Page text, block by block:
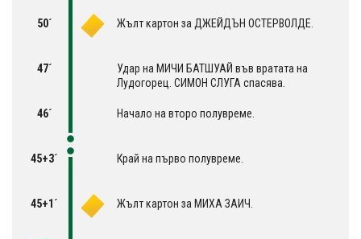
50´ Жълт картон за ДЖЕЙДЪН ОСТЕРВОЛДЕ.
47´
Удар на МИЧИ БАТШУАЙ във вратата на
Лудогорец. СИМОН СЛУГА спасява.
46´ Начало на второ полувреме.
45+3´ Край на първо полувреме.
45+1´ Жълт картон за МИХА ЗАИЧ.